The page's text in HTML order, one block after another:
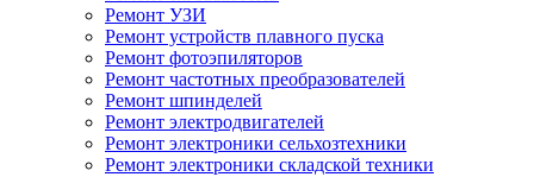
Ремонт УЗИ
Ремонт устройств плавного пуска
Ремонт фотоэпиляторов
Ремонт частотных преобразователей
Ремонт шпинделей
Ремонт электродвигателей
Ремонт электроники сельхозтехники
Ремонт электроники складской техники